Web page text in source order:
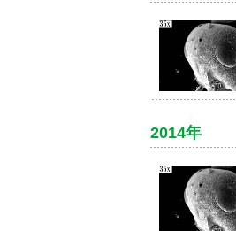
2014年